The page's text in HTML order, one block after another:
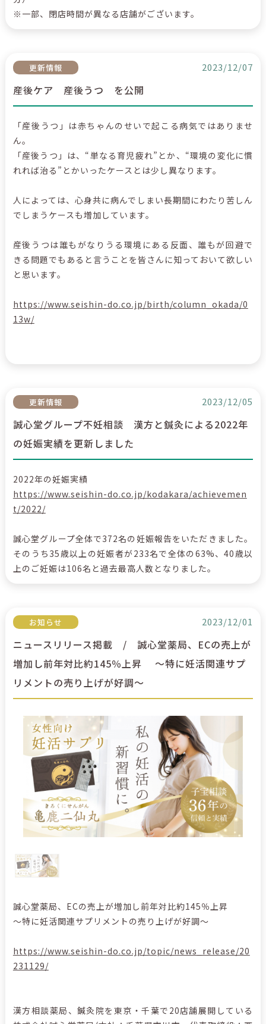
※一部、閉店時間が異なる店舗がございます。
更新情報 2023/12/07
産後ケア 産後うつ を公開
「産後うつ」は赤ちゃんのせいで起こる病気ではありませ
ん。
「産後うつ」は、“単なる育児疲れ”とか、“環境の変化に慣
れれば治る”とかいったケースとは少し異なります。
人によっては、心身共に病んでしまい長期間にわたり苦しん
でしまうケースも増加しています。
産後うつは誰もがなりうる環境にある反面、誰もが回避で
きる問題でもあると言うことを皆さんに知っておいて欲しい
と思います。
https://www.seishin-do.co.jp/birth/column_okada/0
13w/
更新情報 2023/12/05
誠心堂グループ不妊相談 漢方と鍼灸による2022年
の妊娠実績を更新しました
2022年の妊娠実績
https://www.seishin-do.co.jp/kodakara/achievemen
t/2022/
誠心堂グループ全体で372名の妊娠報告をいただきました。
そのうち35歳以上の妊娠者が233名で全体の63%、40歳以
上のご妊娠は106名と過去最高人数となりました。
お知らせ 2023/12/01
ニュースリリース掲載 / 誠心堂薬局、ECの売上が
増加し前年対比約145％上昇 ～特に妊活関連サプ
リメントの売り上げが好調～
誠心堂薬局、ECの売上が増加し前年対比約145％上昇
～特に妊活関連サプリメントの売り上げが好調～
https://www.seishin-do.co.jp/topic/news_release/20
231129/
漢方相談薬局、鍼灸院を東京・千葉で20店舗展開している